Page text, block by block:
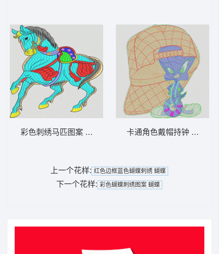
彩色刺绣马匹图案 奔跑的马 卡通角色戴帽持钟 毛巾绣
上一个花样: 红色边框蓝色蝴蝶刺绣 蝴蝶
下一个花样: 彩色蝴蝶刺绣图案 蝴蝶